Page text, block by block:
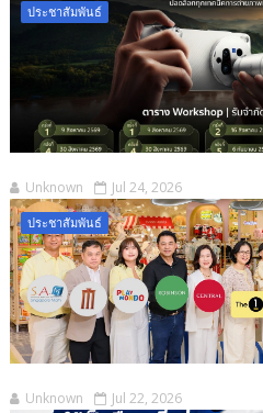
ประชาสัมพันธ์
Unknown Jul 24, 2026
ประชาสัมพันธ์
Unknown Jul 22, 2026